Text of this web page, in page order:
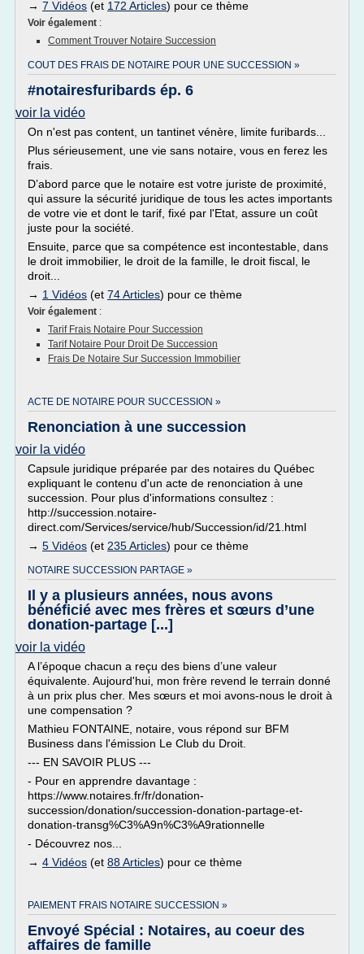
→ 7 Vidéos (et 172 Articles) pour ce thème
Voir également :
Comment Trouver Notaire Succession
COUT DES FRAIS DE NOTAIRE POUR UNE SUCCESSION »
#notairesfuribards ép. 6
voir la vidéo
On n'est pas content, un tantinet vénère, limite furibards...
Plus sérieusement, une vie sans notaire, vous en ferez les
frais.
D’abord parce que le notaire est votre juriste de proximité,
qui assure la sécurité juridique de tous les actes importants
de votre vie et dont le tarif, fixé par l'Etat, assure un coût
juste pour la société.
Ensuite, parce que sa compétence est incontestable, dans
le droit immobilier, le droit de la famille, le droit fiscal, le
droit...
→ 1 Vidéos (et 74 Articles) pour ce thème
Voir également :
Tarif Frais Notaire Pour Succession
Tarif Notaire Pour Droit De Succession
Frais De Notaire Sur Succession Immobilier
ACTE DE NOTAIRE POUR SUCCESSION »
Renonciation à une succession
voir la vidéo
Capsule juridique préparée par des notaires du Québec
expliquant le contenu d'un acte de renonciation à une
succession. Pour plus d'informations consultez :
http://succession.notaire-
direct.com/Services/service/hub/Succession/id/21.html
→ 5 Vidéos (et 235 Articles) pour ce thème
NOTAIRE SUCCESSION PARTAGE »
Il y a plusieurs années, nous avons
bénéficié avec mes frères et sœurs d’une
donation-partage [...]
voir la vidéo
A l’époque chacun a reçu des biens d’une valeur
équivalente. Aujourd'hui, mon frère revend le terrain donné
à un prix plus cher. Mes sœurs et moi avons-nous le droit à
une compensation ?
Mathieu FONTAINE, notaire, vous répond sur BFM
Business dans l'émission Le Club du Droit.
--- EN SAVOIR PLUS ---
- Pour en apprendre davantage :
https://www.notaires.fr/fr/donation-
succession/donation/succession-donation-partage-et-
donation-transg%C3%A9n%C3%A9rationnelle
- Découvrez nos...
→ 4 Vidéos (et 88 Articles) pour ce thème
PAIEMENT FRAIS NOTAIRE SUCCESSION »
Envoyé Spécial : Notaires, au coeur des
affaires de famille